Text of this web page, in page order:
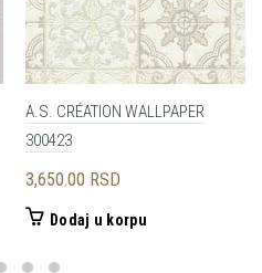
RSD.
A.S. CRÉATION WALLPAPER
300423
3,650.00 RSD
Dodaj u korpu